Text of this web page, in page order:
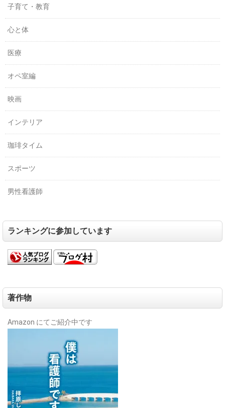
子育て・教育
心と体
医療
オペ室編
映画
インテリア
珈琲タイム
スポーツ
男性看護師
ランキングに参加しています
著作物
Amazon にてご紹介中です